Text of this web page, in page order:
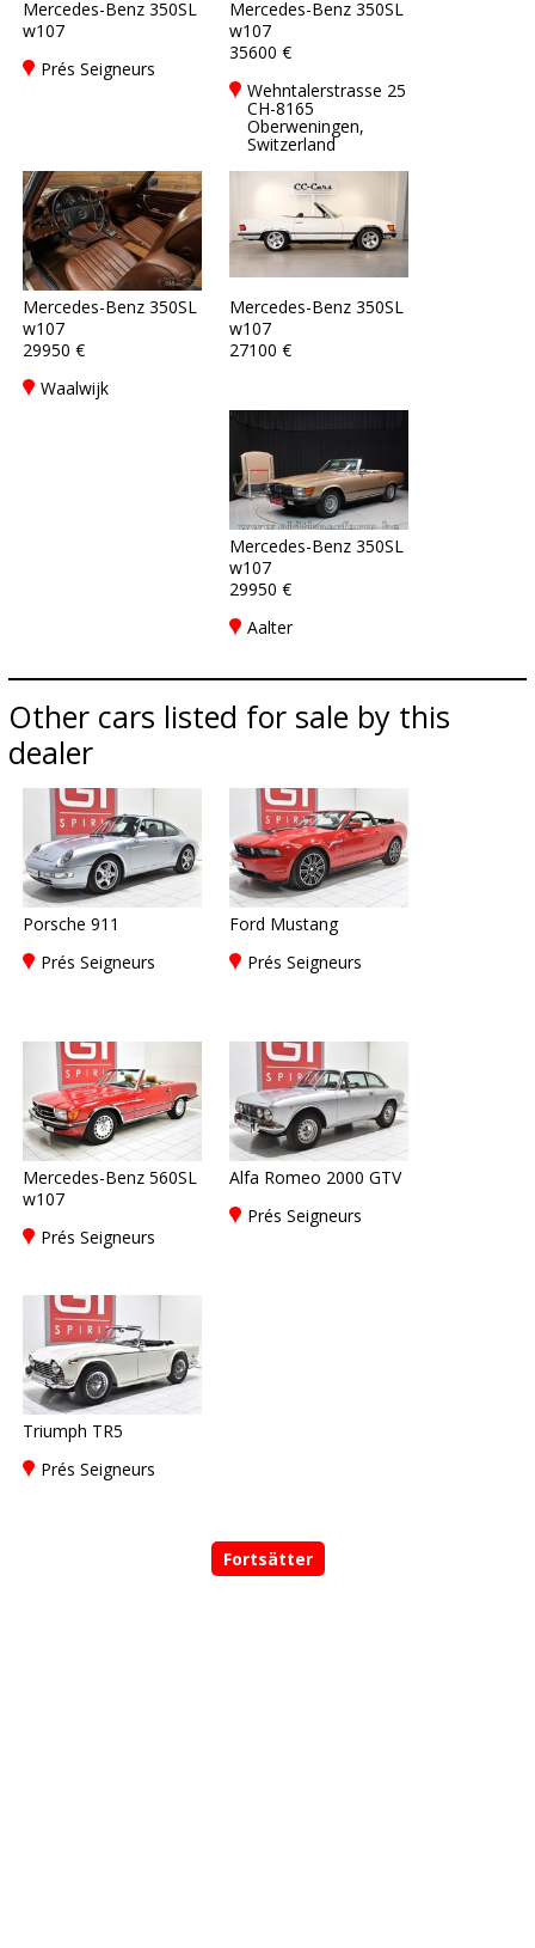
Mercedes-Benz 350SL
w107
Prés Seigneurs
Mercedes-Benz 350SL
w107
35600 €
Wehntalerstrasse 25
CH-8165
Oberweningen,
Switzerland
Mercedes-Benz 350SL
w107
29950 €
Waalwijk
Mercedes-Benz 350SL
w107
27100 €
Mercedes-Benz 350SL
w107
29950 €
Aalter
Other cars listed for sale by this
dealer
Porsche 911
Prés Seigneurs
Ford Mustang
Prés Seigneurs
Mercedes-Benz 560SL
w107
Prés Seigneurs
Alfa Romeo 2000 GTV
Prés Seigneurs
Triumph TR5
Prés Seigneurs
Fortsätter